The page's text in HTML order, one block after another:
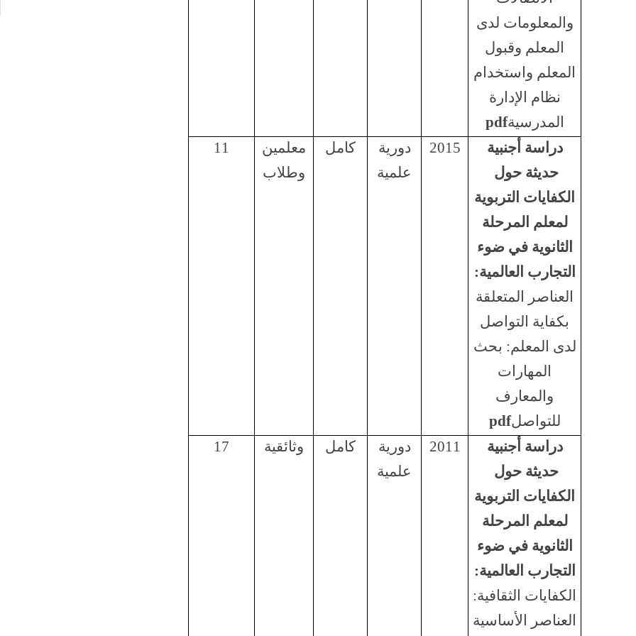
والمعلومات لدى
المعلم وقبول
المعلم واستخدام
نظام الإدارة
المدرسيةpdf
دراسة أجنبية
حديثة حول
الكفايات التربوية
لمعلم المرحلة
الثانوية في ضوء
التجارب العالمية:
العناصر المتعلقة
بكفاية التواصل
لدى المعلم: بحث
المهارات
والمعارف
للتواصلpdf
2015
دورية
علمية
كامل
معلمين
وطلاب
11
دراسة أجنبية
حديثة حول
الكفايات التربوية
لمعلم المرحلة
الثانوية في ضوء
التجارب العالمية:
الكفايات الثقافية:
العناصر الأساسية
2011
دورية
علمية
كامل وثائقية 17